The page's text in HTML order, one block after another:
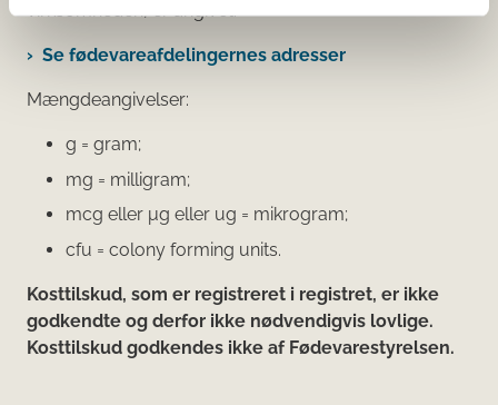
virksomheden, er angivet.
Se fødevareafdelingernes adresser
Mængdeangivelser:
g = gram;
mg = milligram;
mcg eller μg eller ug = mikrogram;
cfu = colony forming units.
Kosttilskud, som er registreret i registret, er ikke
godkendte og derfor ikke nødvendigvis lovlige.
Kosttilskud godkendes ikke af Fødevarestyrelsen.